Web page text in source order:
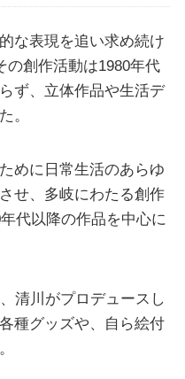
な表現を追い求め続け
の創作活動は1980年代
ず、立体作品や生活デ
。
めに日常生活のあらゆ
せ、多岐にわたる創作
代以降の作品を中心に
清川がプロデュースし
種グッズや、自ら絵付